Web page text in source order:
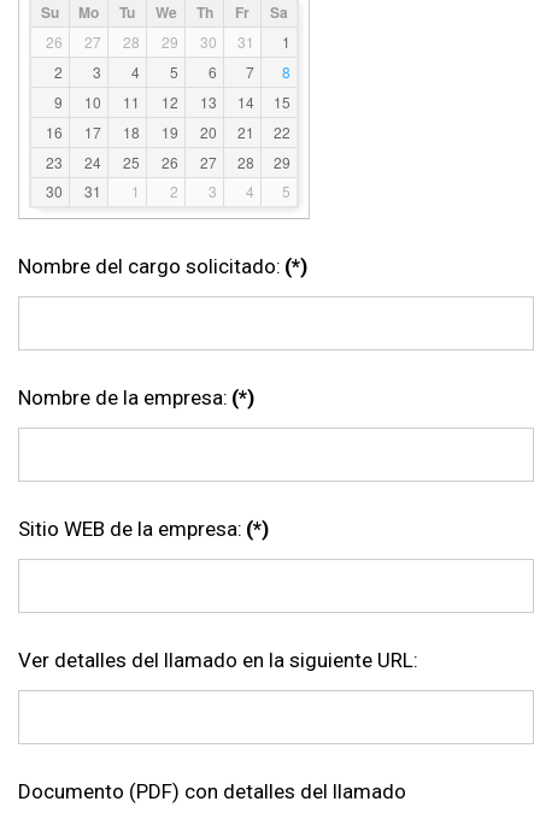
Su Mo Tu We Th Fr Sa
26 27 28 29 30 31
1
2
3 4 5 6 7
8
9
10 11 12 13 14
15
16
17 18 19 20 21
22
23
24 25 26 27 28
29
30
31 1 2 3 4 5
Nombre del cargo solicitado: (*)
Nombre de la empresa: (*)
Sitio WEB de la empresa: (*)
Ver detalles del llamado en la siguiente URL:
Documento (PDF) con detalles del llamado